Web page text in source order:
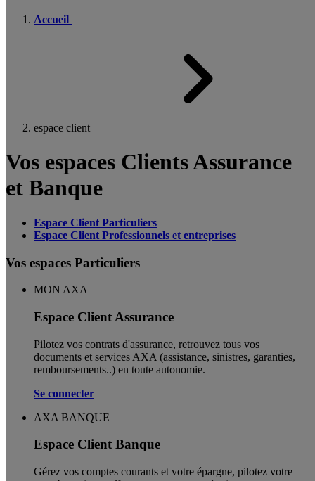
Accueil
espace client
Vos espaces Clients Assurance
et Banque
Espace Client Particuliers
Espace Client Professionnels et entreprises
Vos espaces Particuliers
MON AXA
Espace Client Assurance
Pilotez vos contrats d'assurance, retrouvez tous vos
documents et services AXA (assistance, sinistres, garanties,
remboursements..) en toute autonomie. ​
Se connecter
AXA BANQUE
Espace Client Banque
Gérez vos comptes courants et votre épargne, pilotez votre